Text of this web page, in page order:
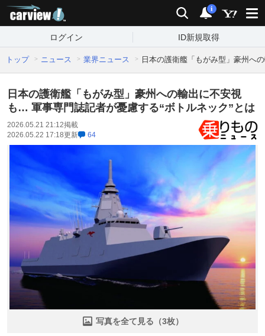
検索 通知
i
ログイン ID新規取得
トップ ニュース 業界ニュース 日本の護衛艦「もがみ型」豪州へ
日本の護衛艦「もがみ型」豪州への輸出に不安視
も… 軍事専門誌記者が憂慮する“ボトルネック”とは
2026.05.21 21:12掲載
2026.05.22 17:18更新 64
写真を全て見る（3枚）